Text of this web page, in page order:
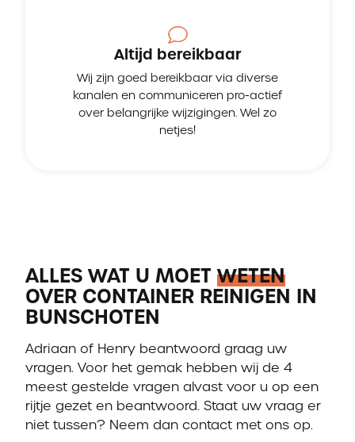
Altijd bereikbaar
Wij zijn goed bereikbaar via diverse
kanalen en communiceren pro-actief
over belangrijke wijzigingen. Wel zo
netjes!
ALLES WAT U MOETWETEN
OVER CONTAINER REINIGEN IN
BUNSCHOTEN
Adriaan of Henry beantwoord graag uw
vragen. Voor het gemak hebben wij de 4
meest gestelde vragen alvast voor u op een
rijtje gezet en beantwoord. Staat uw vraag er
niet tussen? Neem dan contact met ons op.